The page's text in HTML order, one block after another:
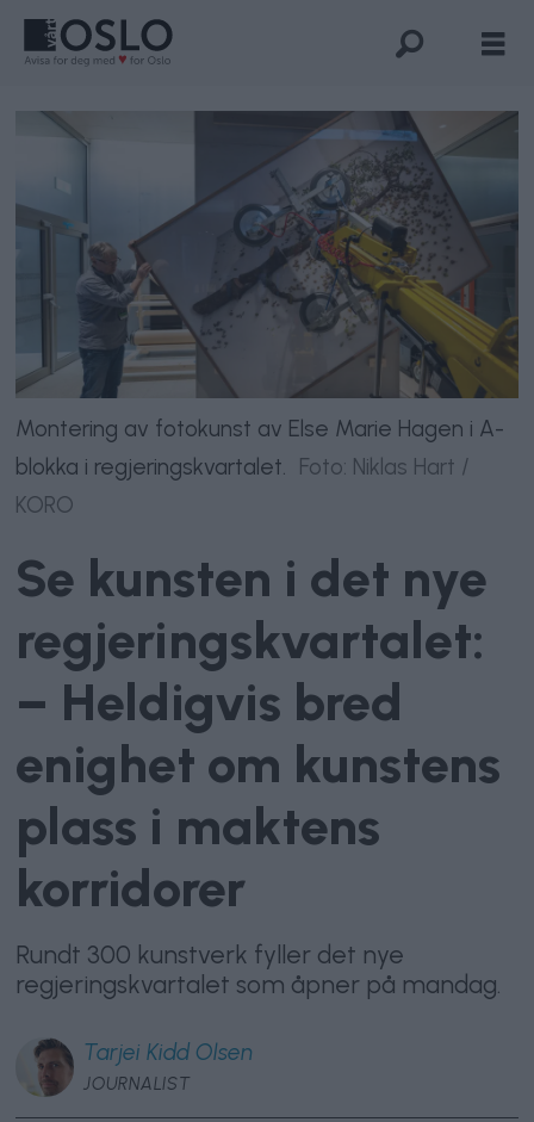
Montering av fotokunst av Else Marie Hagen i A-
blokka i regjeringskvartalet. Foto: Niklas Hart /
KORO
Se kunsten i det nye
regjeringskvartalet:
– Heldigvis bred
enighet om kunstens
plass i maktens
korridorer
Rundt 300 kunstverk fyller det nye
regjeringskvartalet som åpner på mandag.
Tarjei Kidd Olsen
JOURNALIST